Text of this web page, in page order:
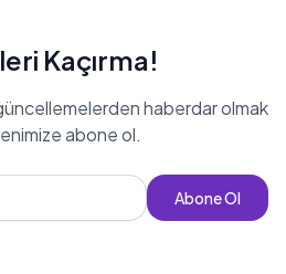
Kaçırma!
haberdar olmak
abone ol.
Abone Ol